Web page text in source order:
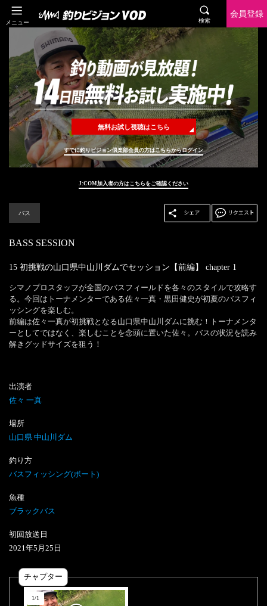
メニュー 検索
会員登録
無料お試し視聴はこちら
すでに釣りビジョン倶楽部会員の方はこちらからログイン
J:COM加入者の方はこちらをご確認ください
バス
BASS SESSION
15 初挑戦の山口県中山川ダムでセッション【前編】 chapter 1
シマノプロスタッフが全国のバスフィールドを各々のスタイルで攻略す
る。今回はトーナメンターである佐々一真・黒田健史が初夏のバスフィ
ッシングを楽しむ。
前編は佐々一真が初挑戦となる山口県中山川ダムに挑む！トーナメンタ
ーとしてではなく、楽しむことを念頭に置いた佐々。バスの状況を読み
解きグッドサイズを狙う！
出演者
佐々 一真
場所
山口県 中山川ダム
釣り方
バスフィッシング(ボート)
魚種
ブラックバス
初回放送日
2021年5 月 25 日
チャプター
1/1